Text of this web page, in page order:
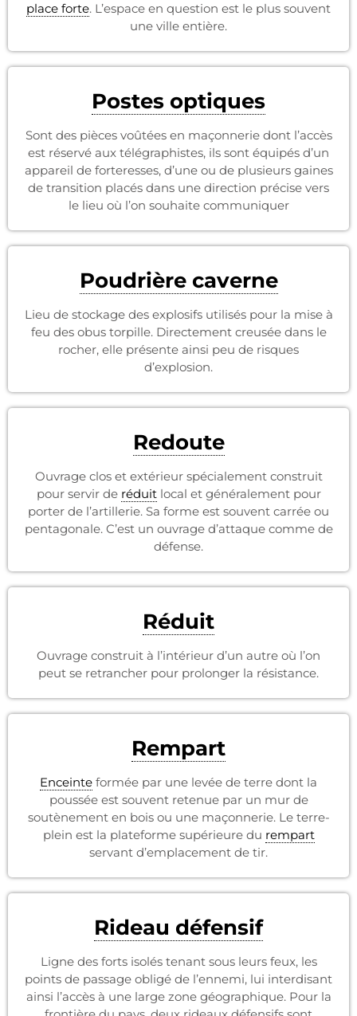
place forte. L’espace en question est le plus souvent
une ville entière.
Postes optiques
Sont des pièces voûtées en maçonnerie dont l’accès
est réservé aux télégraphistes, ils sont équipés d’un
appareil de forteresses, d’une ou de plusieurs gaines
de transition placés dans une direction précise vers
le lieu où l’on souhaite communiquer
Poudrière caverne
Lieu de stockage des explosifs utilisés pour la mise à
feu des obus torpille. Directement creusée dans le
rocher, elle présente ainsi peu de risques
d’explosion.
Redoute
Ouvrage clos et extérieur spécialement construit
pour servir de réduitlocal et généralement pour
porter de l’artillerie. Sa forme est souvent carrée ou
pentagonale. C’est un ouvrage d’attaque comme de
défense.
Réduit
Ouvrage construit à l’intérieur d’un autre où l’on
peut se retrancher pour prolonger la résistance.
Rempart
Enceinte formée par une levée de terre dont la
poussée est souvent retenue par un mur de
soutènement en bois ou une maçonnerie. Le terre-
plein est la plateforme supérieure du rempart
servant d’emplacement de tir.
Rideau défensif
Ligne des forts isolés tenant sous leurs feux, les
points de passage obligé de l’ennemi, lui interdisant
ainsi l’accès à une large zone géographique. Pour la